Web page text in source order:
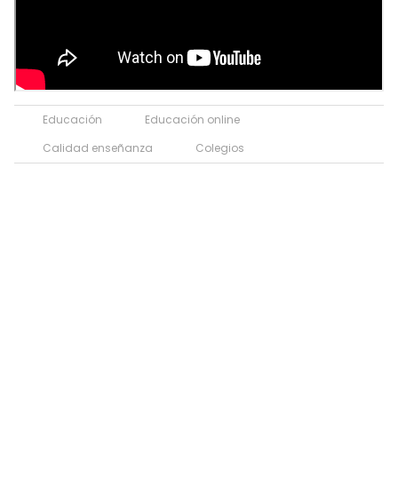
Educación
Educación online
Calidad enseñanza
Colegios